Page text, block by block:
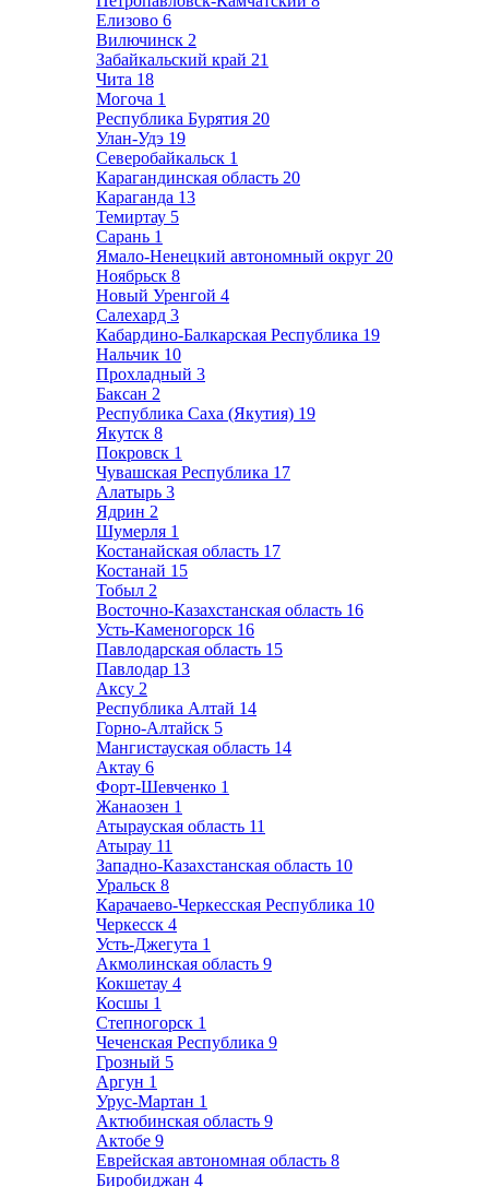
Елизово 6
Вилючинск 2
Забайкальский край 21
Чита 18
Могоча 1
Республика Бурятия 20
Улан-Удэ 19
Северобайкальск 1
Карагандинская область 20
Караганда 13
Темиртау 5
Сарань 1
Ямало-Ненецкий автономный округ 20
Ноябрьск 8
Новый Уренгой 4
Салехард 3
Кабардино-Балкарская Республика 19
Нальчик 10
Прохладный 3
Баксан 2
Республика Саха (Якутия) 19
Якутск 8
Покровск 1
Чувашская Республика 17
Алатырь 3
Ядрин 2
Шумерля 1
Костанайская область 17
Костанай 15
Тобыл 2
Восточно-Казахстанская область 16
Усть-Каменогорск 16
Павлодарская область 15
Павлодар 13
Аксу 2
Республика Алтай 14
Горно-Алтайск 5
Мангистауская область 14
Актау 6
Форт-Шевченко 1
Жанаозен 1
Атырауская область 11
Атырау 11
Западно-Казахстанская область 10
Уральск 8
Карачаево-Черкесская Республика 10
Черкесск 4
Усть-Джегута 1
Акмолинская область 9
Кокшетау 4
Косшы 1
Степногорск 1
Чеченская Республика 9
Грозный 5
Аргун 1
Урус-Мартан 1
Актюбинская область 9
Актобе 9
Еврейская автономная область 8
Биробиджан 4